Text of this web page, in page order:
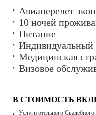
Авиаперелет
10 ночей
Питание
Индивидуальный
Медицинская
Визовое
В СТОИМОСТЬ
Услуги отельного Свадебного